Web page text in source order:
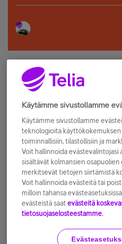
Älä jää paitsi – osallistu
Tilaa Telian uutiskirje ja olet
sähköpostiisi.
Tilaa nyt
Käyttöehdot
Käytämme sivustollamme
Käytämme sivustollamme
teknologioita käyttökokemuksen
toiminnallisiin, tilastollisiin ja
Voit hallinnoida evästevalintojasi
sisältävät kolmansien osapuolien
merkitsevät tietojen siirtämistä
Voit hallinnoida evästeitä tai
milloin tahansa
evästeistä saat evästeitä
tietosuojaselosteestamme.